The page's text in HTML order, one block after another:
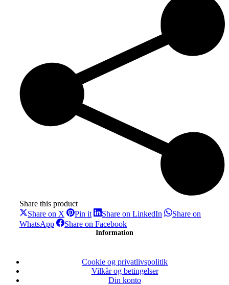
Share this product
Share on X Share
on
X
Pin itShare
on
Pinterest
Share on LinkedIn ShareShare on
WhatsAppShareShare on FacebookShare
on
Information
Cookie og privatlivspolitik
Vilkår og betingelser
Din konto